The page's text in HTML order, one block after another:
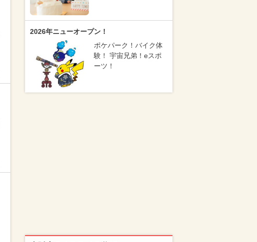
2026年ニューオープン！
ポケパーク！バイク体
験！ 宇宙兄弟！eスポ
ーツ！